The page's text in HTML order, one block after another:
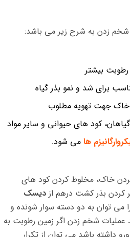
زدن به شرح زیر می باشد:
بیشتر
برای شد و نمو بذر گیاه
خاک جهت تهویه مطلوب
کود های حیوانی و سایر مواد
ها می شود.
خاک، مخلوط کردن کود های
کردن بذر کشت درهم از دیسک
توان به دو دسته سوار شونده و
شخم زدن اگر زمین رطوبت به